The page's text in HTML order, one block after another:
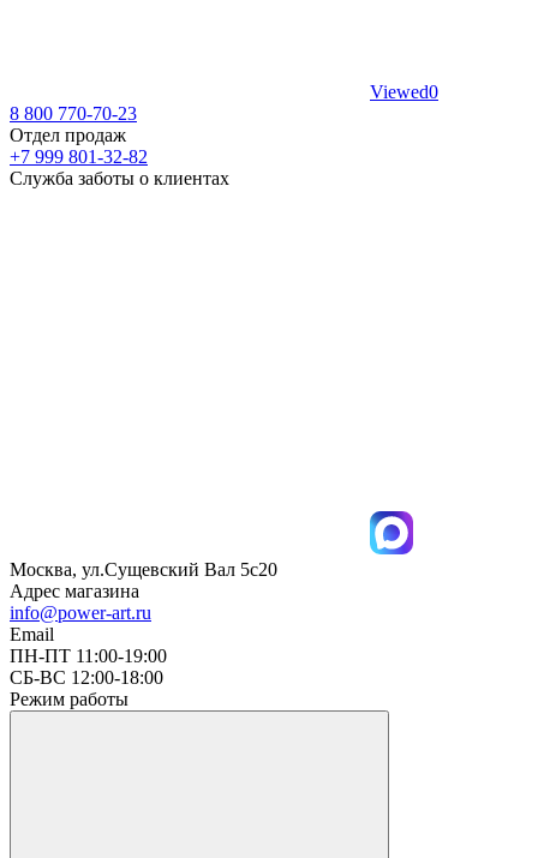
Viewed0
8 800 770-70-23
Отдел продаж
+7 999 801-32-82
Служба заботы о клиентах
Москва, ул.Сущевский Вал 5с20
Адрес магазина
info@power-art.ru
Email
ПН-ПТ 11:00-19:00
СБ-ВС 12:00-18:00
Режим работы